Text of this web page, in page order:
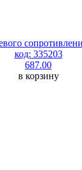
код: 335203
687.00
в корзину